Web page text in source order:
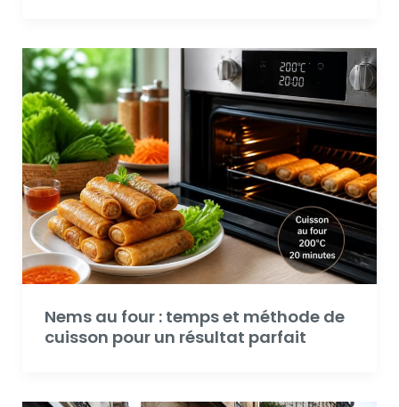
Nems au four : temps et méthode de
cuisson pour un résultat parfait